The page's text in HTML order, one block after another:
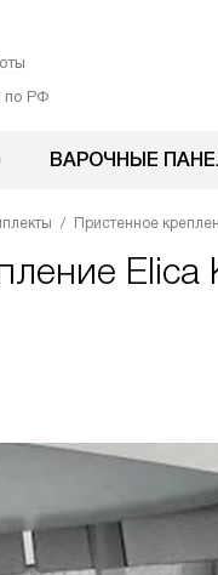
по РФ
ВАРОЧНЫЕ
Пристенное
Elica